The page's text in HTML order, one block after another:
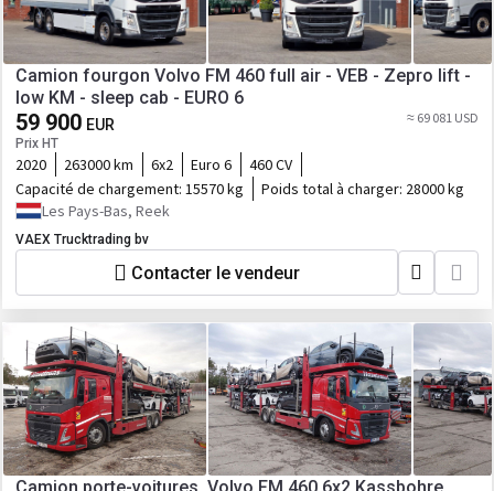
Camion fourgon Volvo FM 460 full air - VEB - Zepro lift -
low KM - sleep cab - EURO 6
59 900 EUR
Prix HT
≈ 69 081 USD
2020 263000 km 6x2 Euro 6
460 CV
Capacité de chargement: 15570 kg Poids total à charger: 28000 kg
Les Pays-Bas, Reek
VAEX Trucktrading bv
Contacter le vendeur